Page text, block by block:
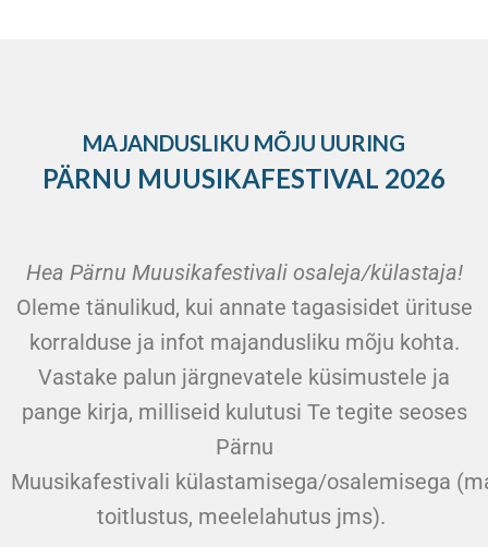
MAJANDUSLIKU MÕJU UURING
PÄRNU MUUSIKAFESTIVAL 2026
Hea Pärnu Muusikafestivali osaleja/külastaja!
Oleme tänulikud, kui annate tagasisidet ürituse
korralduse ja infot majandusliku mõju kohta.
Vastake palun järgnevatele küsimustele ja
pange kirja, milliseid kulutusi Te tegite seoses
Pärnu
Muusikafestivali külastamisega/osalemisega
toitlustus, meelelahutus jms).